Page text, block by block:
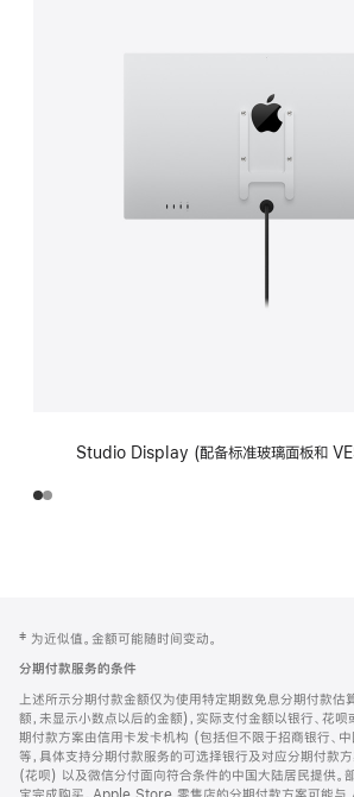
Studio Display (配备标准玻璃面板和
页
页
脚
注
‡ 为近似值。金额可能随时间变动。
分期付款服务的条件
上述所示分期付款金额仅为使用特定期数免息分期付款
额，未显示小数点以后的金额)，实际支付金额以银行、花
期付款方案由信用卡发卡机构 (包括但不限于招商银行、中
等，具体支持分期付款服务的可选择银行及对应分期付款
(花呗) 以及微信分付面向符合条件的中国大陆居民提供。